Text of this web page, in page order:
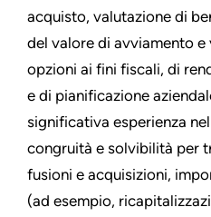
acquisto, valutazione di
del valore di avviamento e
opzioni ai fini fiscali, di
e di pianificazione
significativa esperienza
congruità e solvibilità per
fusioni e acquisizioni,
(ad esempio,